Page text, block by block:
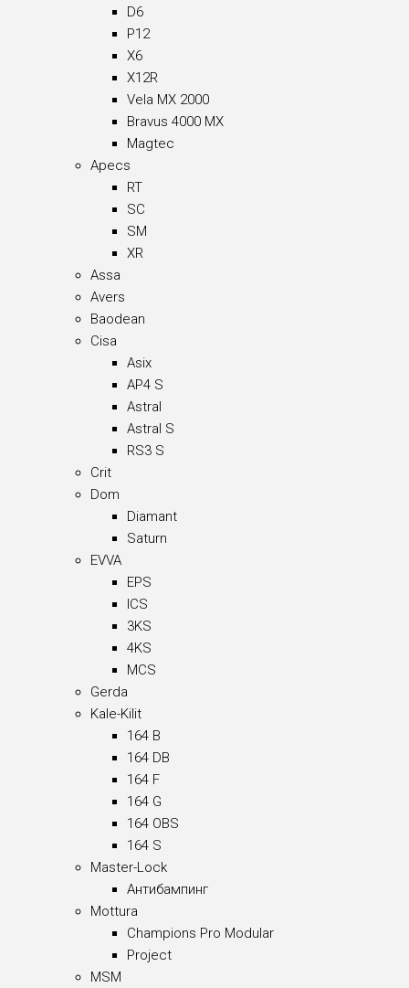
D6
P12
X6
X12R
Vela MX 2000
Bravus 4000 MX
Magtec
Apecs
RT
SC
SM
XR
Assa
Avers
Baodean
Cisa
Asix
AP4 S
Astral
Astral S
RS3 S
Crit
Dom
Diamant
Saturn
EVVA
EPS
ICS
3KS
4KS
MCS
Gerda
Kale-Kilit
164 B
164 DB
164 F
164 G
164 OBS
164 S
Master-Lock
Антибампинг
Mottura
Champions Pro Modular
Project
MSM